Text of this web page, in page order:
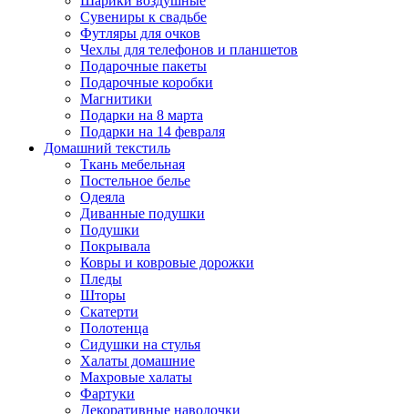
Сувениры к свадьбе
Футляры для очков
Чехлы для телефонов и планшетов
Подарочные пакеты
Подарочные коробки
Магнитики
Подарки на 8 марта
Подарки на 14 февраля
Домашний текстиль
Ткань мебельная
Постельное белье
Одеяла
Диванные подушки
Подушки
Покрывала
Ковры и ковровые дорожки
Пледы
Шторы
Скатерти
Полотенца
Сидушки на стулья
Халаты домашние
Махровые халаты
Фартуки
Декоративные наволочки